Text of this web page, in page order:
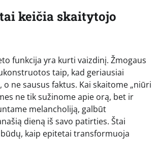
keičia skaitytojo
funkcija yra kurti vaizdinį. Žmogaus
taip, kad geriausiai
o ne sausus faktus. Kai skaitome „niūri
ne tik sužinome apie orą, bet ir
melancholiją, galbūt
dieną iš savo patirties. Štai
kaip epitetai transformuoja